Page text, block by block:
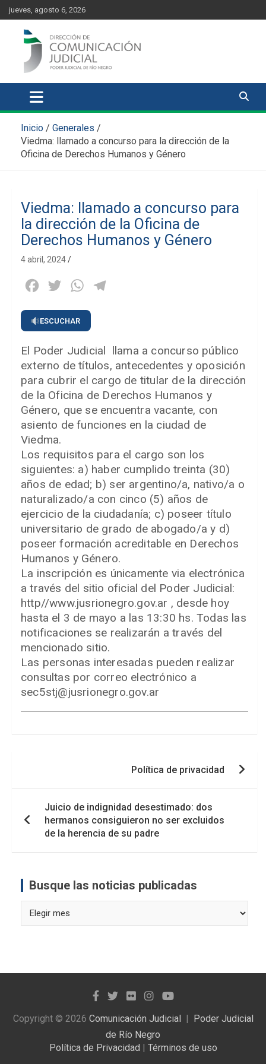
content
Skip
to
content
jueves, agosto 6, 2026
Comunicación Judicial
Inicio
Generales
Viedma: llamado a concurso para la dirección de la
Oficina de Derechos Humanos y Género
Viedma: llamado a concurso para
la dirección de la Oficina de
Derechos Humanos y Género
4 abril, 2024
Facebook
Twitter WhatsApp
ESCUCHAR
El Poder Judicial llama a concurso público
externo de títulos, antecedentes y oposición
para cubrir el cargo de titular de la dirección
de la Oficina de Derechos Humanos y
Género, que se encuentra vacante, con
asiento de funciones en la ciudad de
Viedma.
Los requisitos para el cargo son los
siguientes: a) haber cumplido treinta (30)
años de edad; b) ser argentino/a, nativo/a o
naturalizado/a con cinco (5) años de
ejercicio de la ciudadanía; c) poseer título
universitario de grado de abogado/a y d)
poseer formación acreditable en Derechos
Humanos y Género.
La inscripción es únicamente via electrónica
a través del sitio oficial del Poder Judicial:
http//www.jusrionegro.gov.ar , desde hoy
hasta el 3 de mayo a las 13:30 hs. Todas las
notificaciones se realizarán a través del
mencionado sitio.
Las personas interesadas pueden realizar
consultas por correo electrónico a
sec5stj@jusrionegro.gov.ar
entradas
Política de privacidad
Juicio de indignidad desestimado: dos
hermanos consiguieron no ser excluidos
de la herencia de su padre
Busque las noticias publicadas
las
Copyright © 2026 Comunicación Judicial
Poder Judicial
de Río Negro
Política de Privacidad
Términos de uso